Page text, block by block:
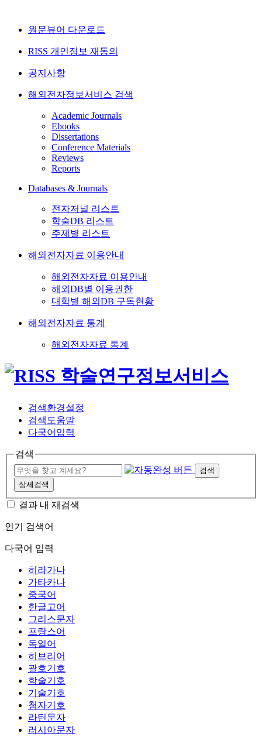
원문뷰어 다운로드
RISS 개인정보 재동의
공지사항
해외전자정보서비스 검색
Academic Journals
Ebooks
Dissertations
Conference Materials
Reviews
Reports
Databases & Journals
전자저널 리스트
학술DB 리스트
주제별 리스트
해외전자자료 이용안내
해외전자자료 이용안내
해외DB별 이용권한
대학별 해외DB 구독현황
해외전자자료 통계
해외전자자료 통계
검색환경설정
검색도움말
다국어입력
검색
검색
상세검색
결과 내 재검색
인기 검색어
다국어 입력
히라가나
가타카나
중국어
한글고어
그리스문자
프랑스어
독일어
히브리어
괄호기호
학술기호
기술기호
첨자기호
라틴문자
러시아문자